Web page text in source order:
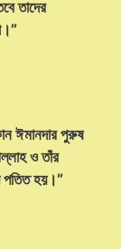
তাদের
ঈমানদার পুরুষ
ও তাঁর
পতিত হয়।”